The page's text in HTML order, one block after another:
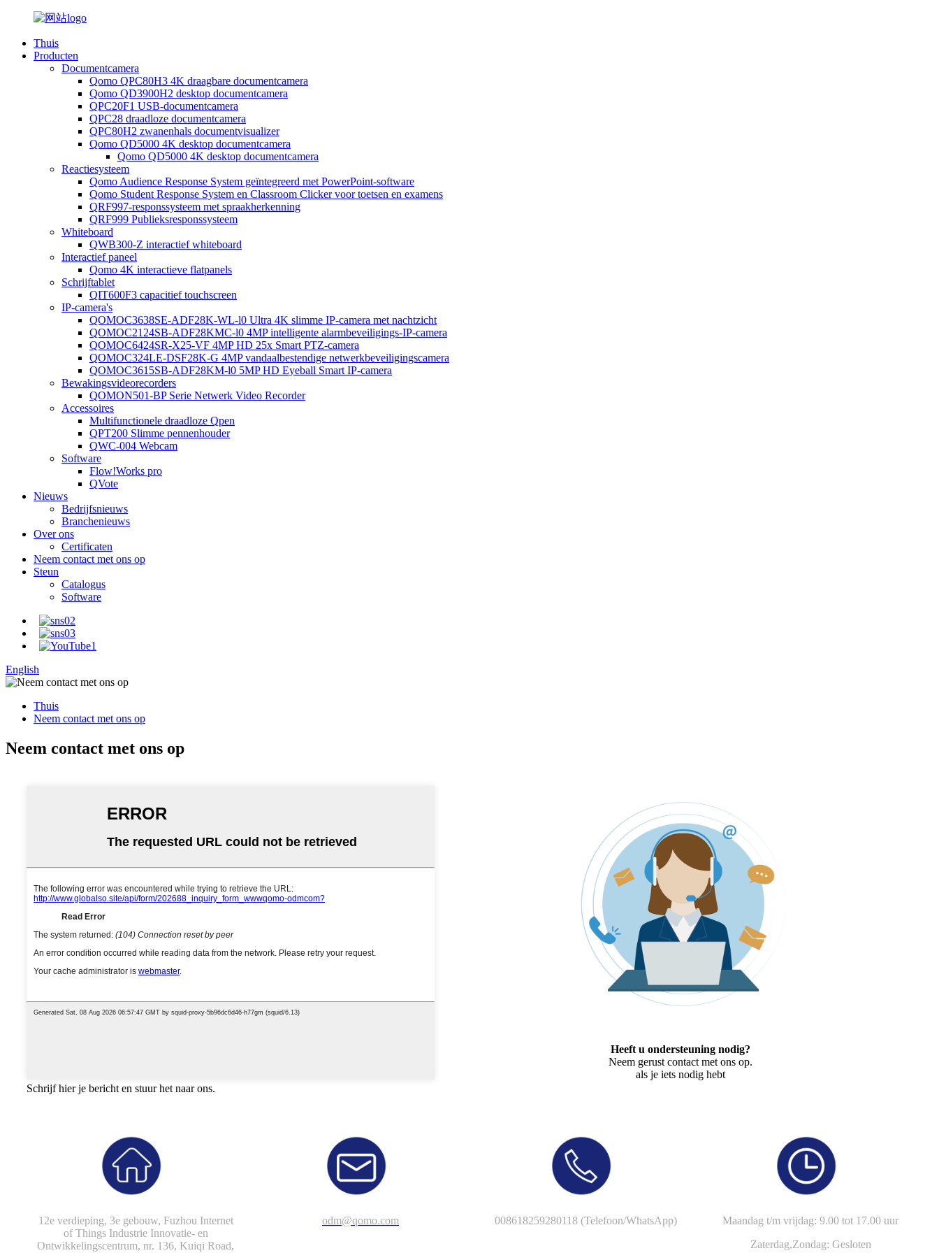
Thuis
Producten
Documentcamera
Qomo QPC80H3 4K draagbare documentcamera
Qomo QD3900H2 desktop documentcamera
QPC20F1 USB-documentcamera
QPC28 draadloze documentcamera
QPC80H2 zwanenhals documentvisualizer
Qomo QD5000 4K desktop documentcamera
Qomo QD5000 4K desktop documentcamera
Reactiesysteem
Qomo Audience Response System geïntegreerd met PowerPoint-software
Qomo Student Response System en Classroom Clicker voor toetsen en examens
QRF997-responssysteem met spraakherkenning
QRF999 Publieksresponssysteem
Whiteboard
QWB300-Z interactief whiteboard
Interactief paneel
Qomo 4K interactieve flatpanels
Schrijftablet
QIT600F3 capacitief touchscreen
IP-camera's
QOMOC3638SE-ADF28K-WL-l0 ​​Ultra 4K slimme IP-camera met nachtzicht
QOMOC2124SB-ADF28KMC-l0 4MP intelligente alarmbeveiligings-IP-camera
QOMOC6424SR-X25-VF 4MP HD 25x Smart PTZ-camera
QOMOC324LE-DSF28K-G 4MP vandaalbestendige netwerkbeveiligingscamera
QOMOC3615SB-ADF28KM-l0 5MP HD Eyeball Smart IP-camera
Bewakingsvideorecorders
QOMON501-BP Serie Netwerk Video Recorder
Accessoires
Multifunctionele draadloze Qpen
QPT200 Slimme pennenhouder
QWC-004 Webcam
Software
Flow!Works pro
QVote
Nieuws
Bedrijfsnieuws
Branchenieuws
Over ons
Certificaten
Neem contact met ons op
Steun
Catalogus
Software
English
Thuis
Neem contact met ons op
Neem contact met ons op
Schrijf hier je bericht en stuur het naar ons.
Heeft u ondersteuning nodig?
Neem gerust contact met ons op.
als je iets nodig hebt
12e verdieping, 3e gebouw, Fuzhou Internet
of Things Industrie Innovatie- en
Ontwikkelingscentrum, nr. 136, Kuiqi Road,
odm@qomo.com 008618259280118 (Telefoon/WhatsApp)
Maandag t/m vrijdag: 9.00 tot 17.00 uur
Zaterdag,Zondag: Gesloten